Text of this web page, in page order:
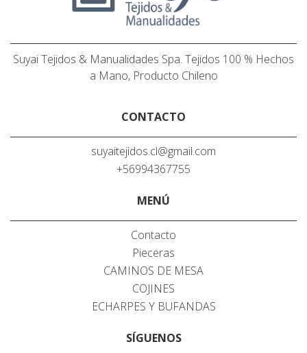
Suyai Tejidos & Manualidades Spa. Tejidos 100 % Hechos
a Mano, Producto Chileno
CONTACTO
suyaitejidos.cl@gmail.com
+56994367755
MENÚ
Contacto
Pieceras
CAMINOS DE MESA
COJINES
ECHARPES Y BUFANDAS
SÍGUENOS